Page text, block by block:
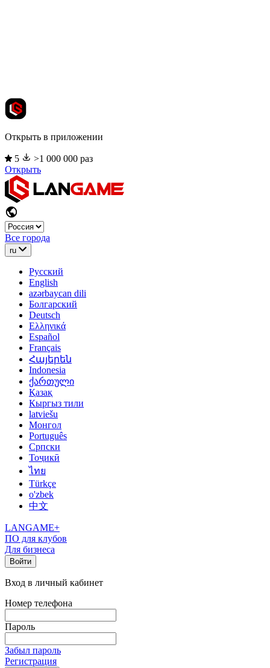
Открыть в приложении
5
>1 000 000 раз
Открыть
Все города
ru
Русский
English
azərbaycan dili
Болгарский
Deutsch
Ελληνικά
Español
Français
Հայերեն
Indonesia
ქართული
Қазақ
Кыргыз тили
latviešu
Монгол
Português
Српски
Тоҷикӣ
ไทย
Türkçe
o'zbek
中文
LANGAME+
ПО для клубов
Для бизнеса
Войти
Вход в личный кабинет
Номер телефона
Пароль
Забыл пароль
Регистрация